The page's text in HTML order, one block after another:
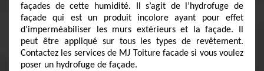
façades de cette humidité. Il s’agit de l’hydrofuge de
façade qui est un produit incolore ayant pour effet
d’imperméabiliser les murs extérieurs et la façade. Il
peut être appliqué sur tous les types de revêtement.
Contactez les services de MJ Toiture facade si vous voulez
poser un hydrofuge de façade.